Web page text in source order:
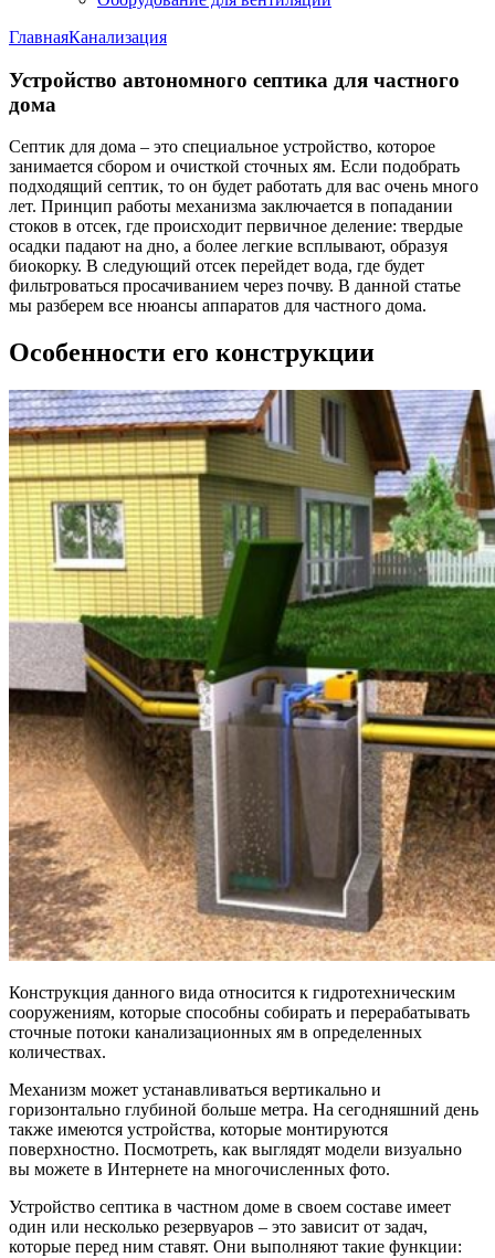
ГлавнаяКанализация
Устройство автономного септика для частного
дома
Септик для дома – это специальное устройство, которое
занимается сбором и очисткой сточных ям. Если подобрать
подходящий септик, то он будет работать для вас очень много
лет. Принцип работы механизма заключается в попадании
стоков в отсек, где происходит первичное деление: твердые
осадки падают на дно, а более легкие всплывают, образуя
биокорку. В следующий отсек перейдет вода, где будет
фильтроваться просачиванием через почву. В данной статье
мы разберем все нюансы аппаратов для частного дома.
Особенности его конструкции
Конструкция данного вида относится к гидротехническим
сооружениям, которые способны собирать и перерабатывать
сточные потоки канализационных ям в определенных
количествах.
Механизм может устанавливаться вертикально и
горизонтально глубиной больше метра. На сегодняшний день
также имеются устройства, которые монтируются
поверхностно. Посмотреть, как выглядят модели визуально
вы можете в Интернете на многочисленных фото.
Устройство септика в частном доме в своем составе имеет
один или несколько резервуаров – это зависит от задач,
которые перед ним ставят. Они выполняют такие функции: